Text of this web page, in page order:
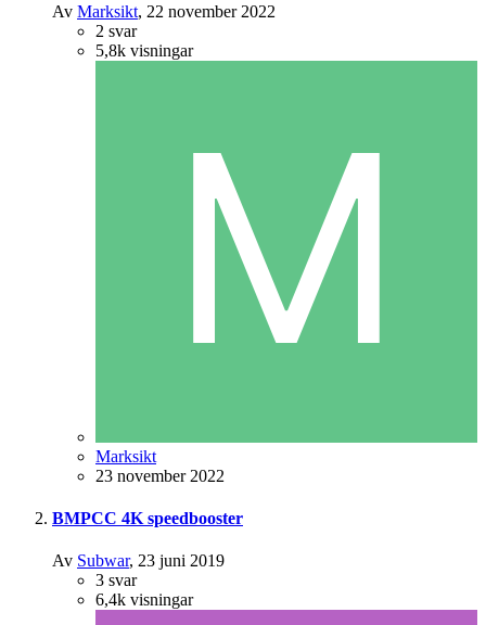
Av Marksikt, 22 november 2022
2 svar
5,8k visningar
Marksikt
23 november 2022
BMPCC 4K speedbooster
Av Subwar, 23 juni 2019
3 svar
6,4k visningar